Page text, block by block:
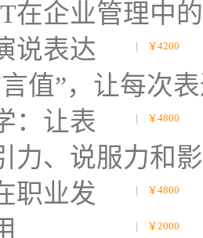
在企业管理中
| ￥4200
说表达
值”，让每次
| ￥4800
：让表
力、说服力和
| ￥4800
职业发
| ￥2000